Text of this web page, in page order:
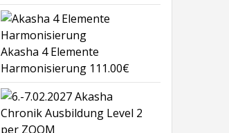
Akasha 4 Elemente
Harmonisierung 111.00€